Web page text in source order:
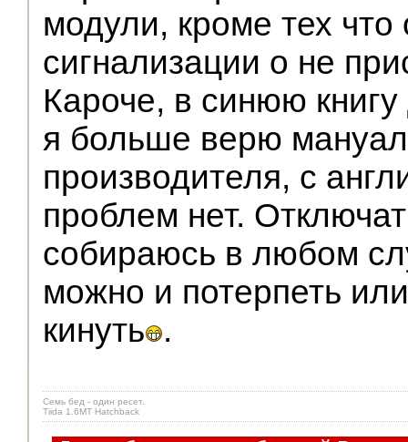
модули, кроме тех что
сигнализации о не
Кароче, в синюю
я больше верю
производителя, с
проблем нет.
собираюсь в любом
можно и потерпеть
кинуть .
Семь бед - один ресет.
Tiida 1.6MT Hatchback